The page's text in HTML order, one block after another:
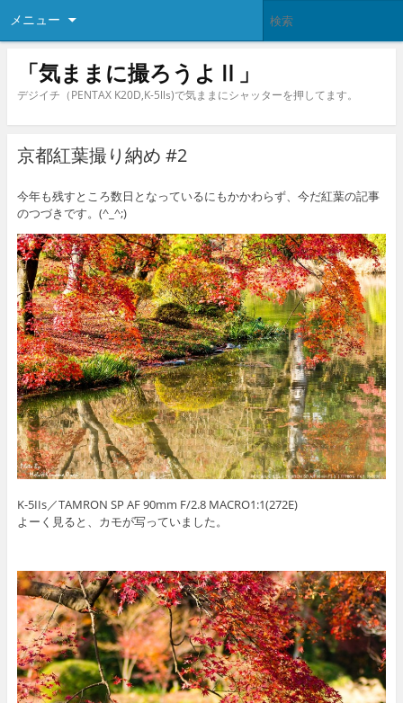
メニュー
「気ままに撮ろうよⅡ」
デジイチ（PENTAX K20D,K-5lls)で気ままにシャッターを押してます。
京都紅葉撮り納め #2
今年も残すところ数日となっているにもかかわらず、今だ紅葉の記事
のつづきです。(^_^;)
K-5IIs／TAMRON SP AF 90mm F/2.8 MACRO1:1(272E)
よーく見ると、カモが写っていました。